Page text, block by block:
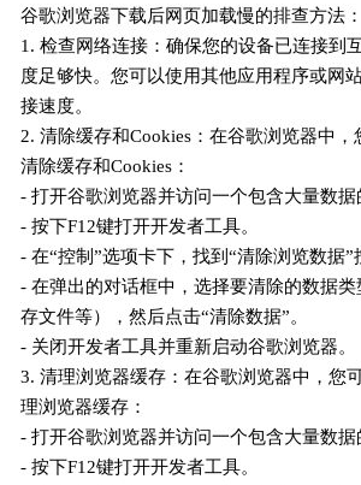
谷歌浏览器下载后网页加载慢的排查方法：
1. 检查网络连接：确保您的设备已连接到
度足够快。您可以使用其他应用程序或网
接速度。
2. 清除缓存和Cookies：在谷歌浏览器中
清除缓存和Cookies：
- 打开谷歌浏览器并访问一个包含大量数据
- 按下F12键打开开发者工具。
- 在“控制”选项卡下，找到“清除浏览数据”
- 在弹出的对话框中，选择要清除的数据类
存文件等），然后点击“清除数据”。
- 关闭开发者工具并重新启动谷歌浏览器。
3. 清理浏览器缓存：在谷歌浏览器中，您
理浏览器缓存：
- 打开谷歌浏览器并访问一个包含大量数据
- 按下F12键打开开发者工具。